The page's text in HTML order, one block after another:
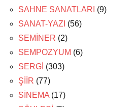
SAHNE SANATLARI (9)
SANAT-YAZI (56)
SEMİNER (2)
SEMPOZYUM (6)
SERGİ (303)
ŞİİR (77)
SİNEMA (17)